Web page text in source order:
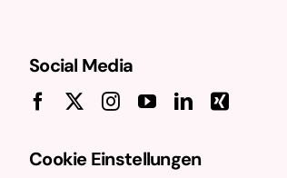
Social Media
Cookie Einstellungen